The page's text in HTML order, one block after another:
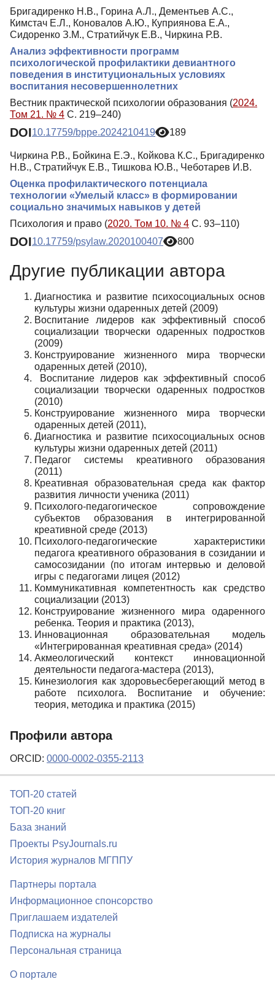
Бригадиренко Н.В., Горина А.Л., Дементьев А.С.,
Кимстач Е.Л., Коновалов А.Ю., Куприянова Е.А.,
Сидоренко З.М., Стратийчук Е.В., Чиркина Р.В.
Анализ эффективности программ
психологической профилактики девиантного
поведения в институциональных условиях
воспитания несовершеннолетних
Вестник практической психологии образования (2024.
Том 21. № 4 С. 219–240)
DOI10.17759/bppe.2024210419 189
Чиркина Р.В., Бойкина Е.Э., Койкова К.С., Бригадиренко
Н.В., Стратийчук Е.В., Тишкова Ю.В., Чеботарев И.В.
Оценка профилактического потенциала
технологии «Умелый класс» в формировании
социально значимых навыков у детей
Психология и право (2020. Том 10. № 4 С. 93–110)
DOI10.17759/psylaw.2020100407 800
Другие публикации автора
Диагностика и развитие психосоциальных основ
культуры жизни одаренных детей (2009)
Воспитание лидеров как эффективный способ
социализации творчески одаренных подростков
(2009)
Конструирование жизненного мира творчески
одаренных детей (2010),
Воспитание лидеров как эффективный способ
социализации творчески одаренных подростков
(2010)
Конструирование жизненного мира творчески
одаренных детей (2011),
Диагностика и развитие психосоциальных основ
культуры жизни одаренных детей (2011)
Педагог системы креативного образования
(2011)
Креативная образовательная среда как фактор
развития личности ученика (2011)
Психолого-педагогическое сопровождение
субъектов образования в интегрированной
креативной среде (2013)
Психолого-педагогические характеристики
педагога креативного образования в созидании и
самосозидании (по итогам интервью и деловой
игры с педагогами лицея (2012)
Коммуникативная компетентность как средство
социализации (2013)
Конструирование жизненного мира одаренного
ребенка. Теория и практика (2013),
Инновационная образовательная модель
«Интегрированная креативная среда» (2014)
Акмеологический контекст инновационной
деятельности педагога-мастера (2013),
Кинезиология как здоровьесберегающий метод в
работе психолога. Воспитание и обучение:
теория, методика и практика (2015)
Профили автора
ORCID: 0000-0002-0355-2113
ТОП-20 статей
ТОП-20 книг
База знаний
Проекты PsyJournals.ru
История журналов МГППУ
Партнеры портала
Информационное спонсорство
Приглашаем издателей
Подписка на журналы
Персональная страница
О портале